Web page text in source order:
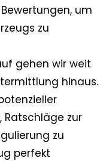
um
zu
gehen wir weit
hinaus.
Ratschläge zur
zu
perfekt